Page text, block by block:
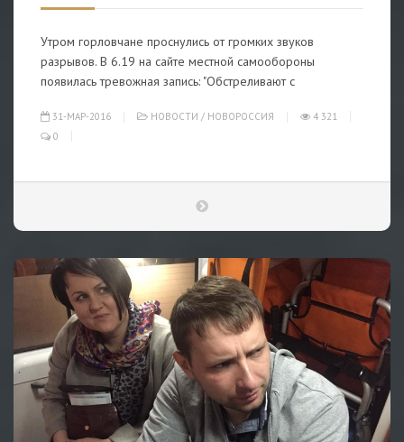
Утром горловчане проснулись от громких звуков
разрывов. В 6.19 на сайте местной самообороны
появилась тревожная запись: "Обстреливают с
31-МАР-2016 НОВОСТИ / НОВОРОССИЯ
4 321
0